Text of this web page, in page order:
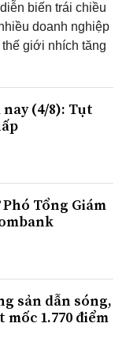
biến trái chiều
doanh nghiệp
giới nhích tăng
(4/8): Tụt
Tổng Giám
sản dẫn sóng,
1.770 điểm